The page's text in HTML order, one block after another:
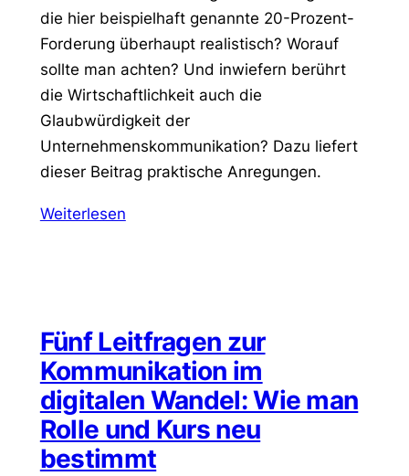
die hier beispielhaft genannte 20-Prozent-
Forderung überhaupt realistisch? Worauf
sollte man achten? Und inwiefern berührt
die Wirtschaftlichkeit auch die
Glaubwürdigkeit der
Unternehmenskommunikation? Dazu liefert
dieser Beitrag praktische Anregungen.
Weiterlesen
Fünf Leitfragen zur
Kommunikation im
digitalen Wandel: Wie man
Rolle und Kurs neu
bestimmt